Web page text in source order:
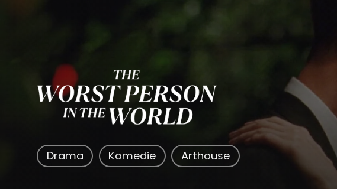
The Worst
Drama Komedie Arthouse